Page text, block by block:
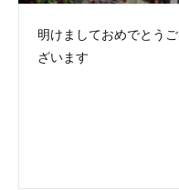
明けましておめでとうご
ざいます